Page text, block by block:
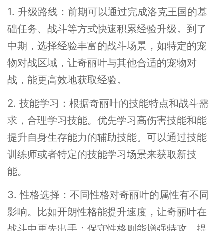
1. 升级路线：前期可以通过完成洛克王国的基
础任务、战斗等方式快速积累经验升级。到了
中期，选择经验丰富的战斗场景，如特定的宠
物对战区域，让奇丽叶与其他合适的宠物对
战，能更高效地获取经验。
2. 技能学习：根据奇丽叶的技能特点和战斗需
求，合理学习技能。优先学习高伤害技能和能
提升自身生存能力的辅助技能。可以通过技能
训练师或者特定的技能学习场景来获取新技
能。
3. 性格选择：不同性格对奇丽叶的属性有不同
影响。比如开朗性格能提升速度，让奇丽叶在
战斗中更先出手；保守性格则能增强特攻，提